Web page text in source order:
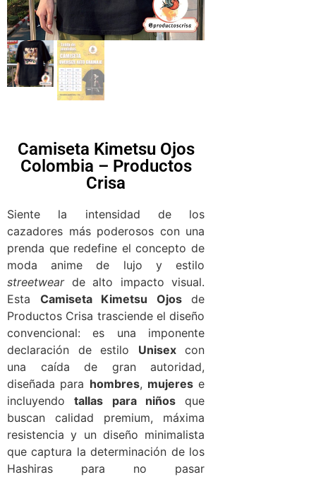
Camiseta Kimetsu Ojos
Colombia – Productos
Crisa
Siente la intensidad de los
cazadores más poderosos con una
prenda que redefine el concepto de
moda anime de lujo y estilo
streetwearde alto impacto visual.
Esta Camiseta Kimetsu Ojosde
Productos Crisa trasciende el diseño
convencional: es una imponente
declaración de estilo Unisexcon
una caída de gran autoridad,
diseñada para hombres, mujerese
incluyendotallas para niñosque
buscan calidad premium, máxima
resistencia y un diseño minimalista
que captura la determinación de los
Hashiras para no pasar